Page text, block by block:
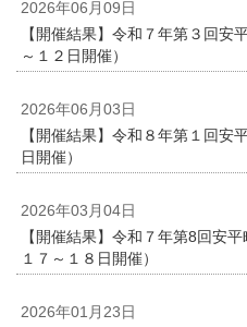
2026年06月09日
【開催結果】令和７年第３回安
～１２日開催）
2026年06月03日
【開催結果】令和８年第１回安
日開催）
2026年03月04日
【開催結果】令和７年第8回安
１７～１８日開催）
2026年01月23日